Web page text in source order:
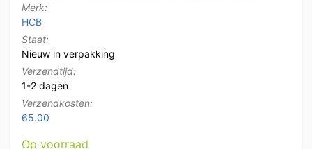
Merk:
HCB
Staat:
Nieuw in verpakking
Verzendtijd:
1-2 dagen
Verzendkosten:
65.00
Op voorraad